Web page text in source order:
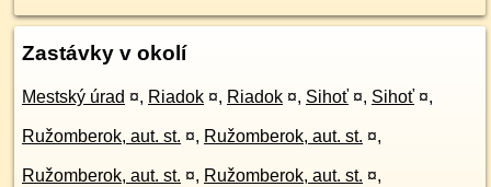
Zastávky v okolí
Mestský úrad ¤, Riadok ¤, Riadok ¤, Sihoť ¤, Sihoť ¤,
Ružomberok, aut. st. ¤, Ružomberok, aut. st. ¤,
Ružomberok, aut. st. ¤, Ružomberok, aut. st. ¤,